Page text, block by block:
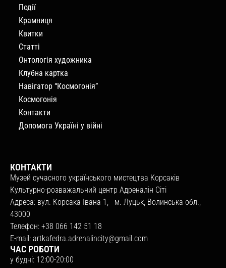
Події
Крамниця
Квитки
Статті
Онтологія художника
Клубна картка
Навігатор “Космогонія”
Космогонія
Контакти
Допомога Україні у війні
КОНТАКТИ
Музей сучасного українського мистецтва Корсаків
Культурно-розважальний центр Адреналін Сіті
Адреса: вул. Корсака Івана 1, м. Луцьк, Волинська обл.,
43000
Телефон: +38 066 142 51 18
E-mail: artkafedra.adrenalincity@gmail.com
ЧАС РОБОТИ
у будні: 12:00-20:00